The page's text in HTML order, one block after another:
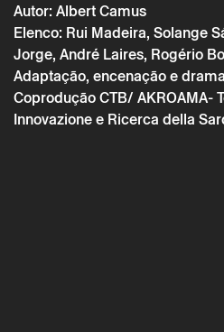
Autor: Albert Camus
Elenco: Rui Madeira, Solange
Jorge, André Laires, Rogério
Adaptação, encenação e
Coprodução CTB/ AKROAMA-
Innovazione e Ricerca della